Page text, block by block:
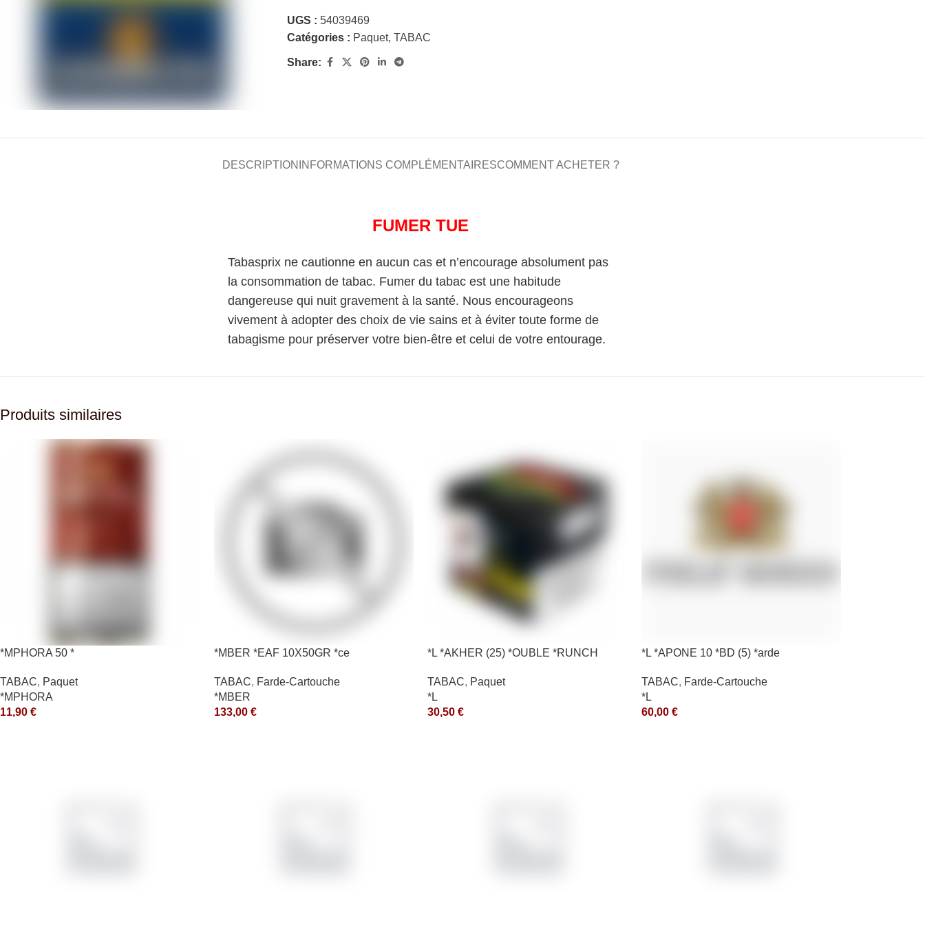
UGS :54039469
Catégories : Paquet, TABAC
Share:
DESCRIPTION INFORMATIONS COMPLÉMENTAIRESCOMMENT ACHETER ?
FUMER TUE
Tabasprix ne cautionne en aucun cas et n’encourage absolument pas
la consommation de tabac. Fumer du tabac est une habitude
dangereuse qui nuit gravement à la santé. Nous encourageons
vivement à adopter des choix de vie sains et à éviter toute forme de
tabagisme pour préserver votre bien-être et celui de votre entourage.
Produits similaires
*MPHORA 50 *
TABAC, Paquet
*MPHORA
11,90 €
*MBER *EAF 10X50GR *ce
TABAC, Farde-Cartouche
*MBER
133,00 €
*L *AKHER (25) *OUBLE *RUNCH
TABAC, Paquet
*L
30,50 €
*L *APONE 10 *BD (5) *arde
TABAC, Farde-Cartouche
*L
60,00 €